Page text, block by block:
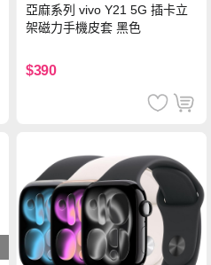
亞麻系列 vivo Y21 5G 插卡立
架磁力手機皮套 黑色
$390